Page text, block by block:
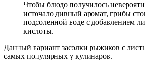
Чтобы блюдо получилось
источало дивный аромат, грибы
подсоленной воде с добавлением
кислоты.
Данный вариант засолки рыжиков с
самых популярных у кулинаров.